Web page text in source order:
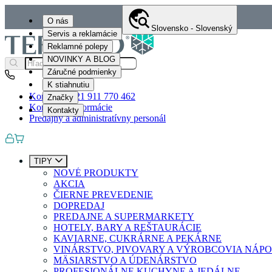
O nás
Servis a reklamácie
Reklamné polepy
NOVINKY A BLOG
Záručné podmienky
K stiahnutiu
Značky
Kontakty
Slovensko - Slovenský
Kontakty+421 911 770 462
Kontaktné informácie
Predajný a administratívny personál
TIPY
NOVÉ PRODUKTY
AKCIA
ČIERNE PREVEDENIE
DOPREDAJ
PREDAJNE A SUPERMARKETY
HOTELY, BARY A REŠTAURÁCIE
KAVIARNE, CUKRÁRNE A PEKÁRNE
VINÁRSTVO, PIVOVARY A VÝROBCOVIA
MÄSIARSTVO A ÚDENÁRSTVO